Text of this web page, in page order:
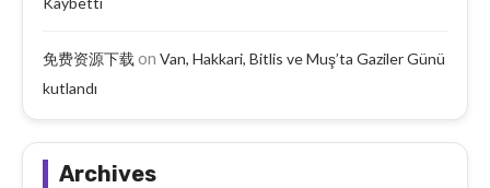
免费资源下载 on Van, Hakkari, Bitlis ve Muş’ta Gaziler Günü
kutlandı
Archives